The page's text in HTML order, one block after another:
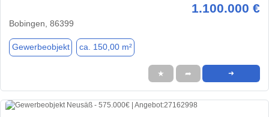
1.100.000 €
Bobingen, 86399
Gewerbeobjekt ca. 150,00 m²
★ ➦ ➜